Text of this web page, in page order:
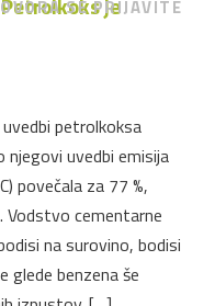
SE PRIJAVITE
petrolkoksa
njegovi uvedbi emisija
povečala za 77 %,
Vodstvo cementarne
na surovino, bodisi
glede benzena še